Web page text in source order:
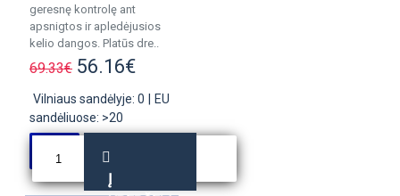
geresnę kontrolę ant
apsnigtos ir apledėjusios
kelio dangos. Platūs dre..
69.33€ 56.16€
Vilniaus sandėlyje: 0
EU
sandėliuose: >20
Į